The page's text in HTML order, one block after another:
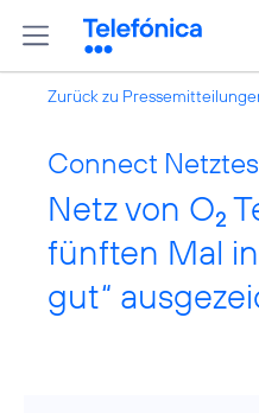
Zurück zu
Connect
Netz von O2
fünften Mal
gut“